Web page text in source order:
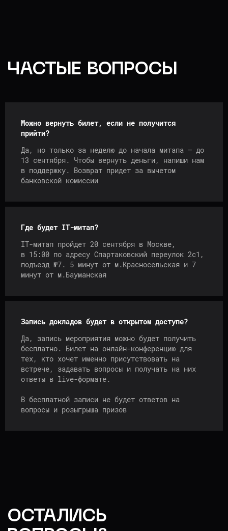
Можно вернуть билет, если не получится
прийти?
Да, но только за неделю до начала митапа — до
13 сентября. Чтобы вернуть деньги, напиши нам
в поддержку. Возврат придет за вычетом
банковской комиссии
Где будет IT-митап?
IT-митап пройдет 20 сентября в Москве,
в 15:00 по адресу Спартаковский переулок 2с1,
подъезд №7. 5 минут от м.Красносельская и 7
минут от м.Бауманская
Запись докладов будет в открытом доступе?
Да, запись мероприятия можно будет получить
бесплатно. Билет на онлайн-конференцию для
тех, кто хочет именно присутствовать на
встрече, задавать вопросы и получать на них
ответы в live-формате.
В бесплатной записи не будет ответов на
вопросы и розыгрыша призов